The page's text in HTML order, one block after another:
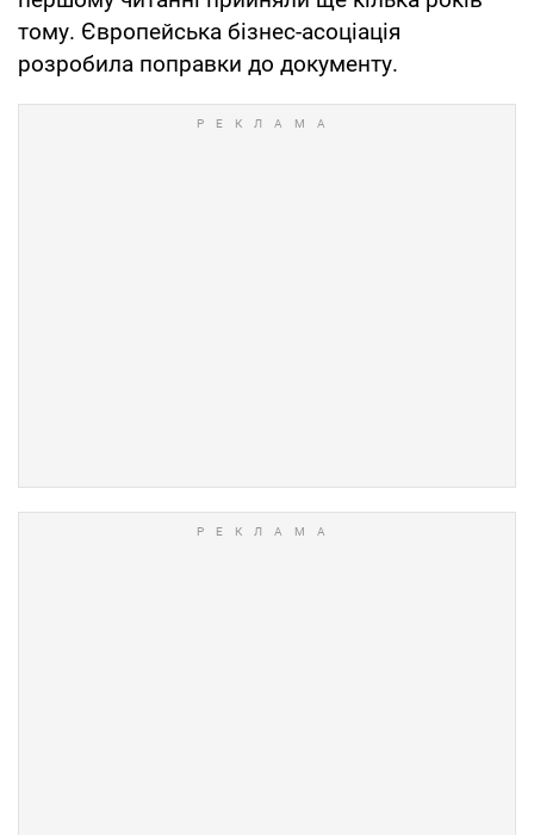
тому. Європейська бізнес-асоціація
розробила поправки до документу.